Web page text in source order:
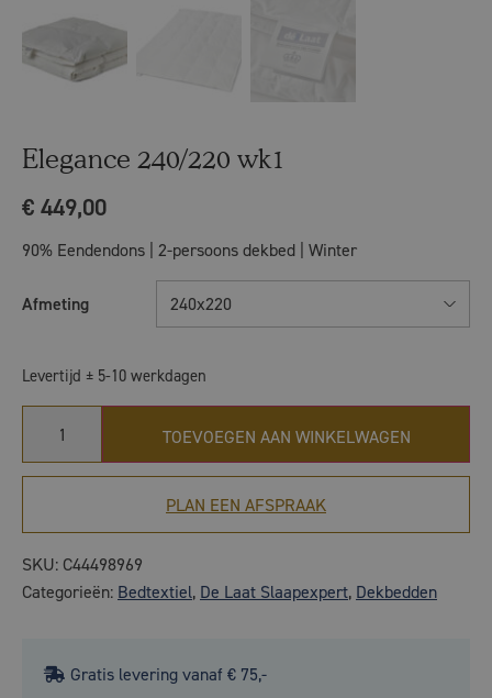
Elegance 240/220 wk1
€ 449,00
90% Eendendons | 2-persoons dekbed | Winter
Afmeting 240x220
Levertijd ± 5-10 werkdagen
TOEVOEGEN AAN WINKELWAGEN
PLAN EEN AFSPRAAK
SKU: C44498969
Categorieën: Bedtextiel, De Laat Slaapexpert, Dekbedden
Gratis levering vanaf € 75,-